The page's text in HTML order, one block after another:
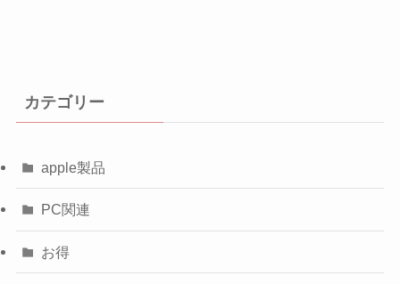
カテゴリー
apple製品
PC関連
お得